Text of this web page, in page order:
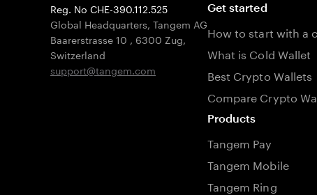
Reg. No CHE-390.112.525
Global Headquarters, Tangem AG
Baarerstrasse 10 , 6300 Zug,
Switzerland
support@tangem.com
Get started
How to start with a
What is Cold Wallet
Best Crypto Wallets
Compare Crypto
Products
Tangem Pay
Tangem Mobile
Tangem Ring